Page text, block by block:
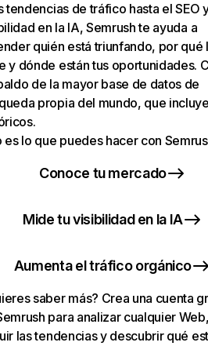
tendencias de tráfico hasta el SEO
en la IA, Semrush te ayuda a
quién está triunfando, por qué
y dónde están tus oportunidades.
de la mayor base de datos de
propia del mundo, que
es lo que puedes hacer con
Conoce tu mercado
Mide tu visibilidad en la IA
Aumenta el tráfico orgánico
saber más? Crea una cuenta
para analizar cualquier
las tendencias y descubrir qué